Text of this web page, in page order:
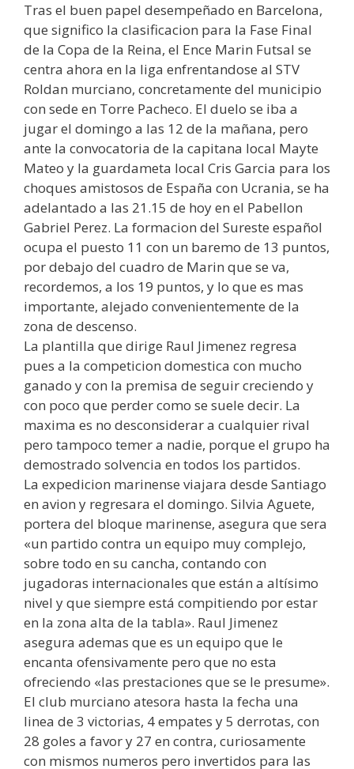
Tras el buen papel desempeñado en Barcelona,
que significo la clasificacion para la Fase Final
de la Copa de la Reina, el Ence Marin Futsal se
centra ahora en la liga enfrentandose al STV
Roldan murciano, concretamente del municipio
con sede en Torre Pacheco. El duelo se iba a
jugar el domingo a las 12 de la mañana, pero
ante la convocatoria de la capitana local Mayte
Mateo y la guardameta local Cris Garcia para los
choques amistosos de España con Ucrania, se ha
adelantado a las 21.15 de hoy en el Pabellon
Gabriel Perez. La formacion del Sureste español
ocupa el puesto 11 con un baremo de 13 puntos,
por debajo del cuadro de Marin que se va,
recordemos, a los 19 puntos, y lo que es mas
importante, alejado convenientemente de la
zona de descenso.
La plantilla que dirige Raul Jimenez regresa
pues a la competicion domestica con mucho
ganado y con la premisa de seguir creciendo y
con poco que perder como se suele decir. La
maxima es no desconsiderar a cualquier rival
pero tampoco temer a nadie, porque el grupo ha
demostrado solvencia en todos los partidos.
La expedicion marinense viajara desde Santiago
en avion y regresara el domingo. Silvia Aguete,
portera del bloque marinense, asegura que sera
«un partido contra un equipo muy complejo,
sobre todo en su cancha, contando con
jugadoras internacionales que están a altísimo
nivel y que siempre está compitiendo por estar
en la zona alta de la tabla». Raul Jimenez
asegura ademas que es un equipo que le
encanta ofensivamente pero que no esta
ofreciendo «las prestaciones que se le presume».
El club murciano atesora hasta la fecha una
linea de 3 victorias, 4 empates y 5 derrotas, con
28 goles a favor y 27 en contra, curiosamente
con mismos numeros pero invertidos para las